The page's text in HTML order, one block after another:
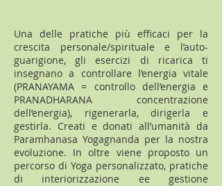
Una delle pratiche più efficaci per la
crescita personale/spirituale e l’auto-
guarigione, gli esercizi di ricarica ti
insegnano a controllare l’energia vitale
(PRANAYAMA = controllo dell’energia e
PRANADHARANA concentrazione
dell’energia), rigenerarla, dirigerla e
gestirla. Creati e donati all’umanità da
Paramhanasa Yogagnanda per la nostra
evoluzione. In oltre viene proposto un
percorso di Yoga personalizzato, pratiche
di interiorizzazione ee gestione